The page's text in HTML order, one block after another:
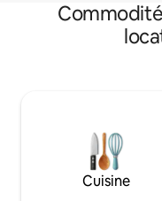
Cuisine